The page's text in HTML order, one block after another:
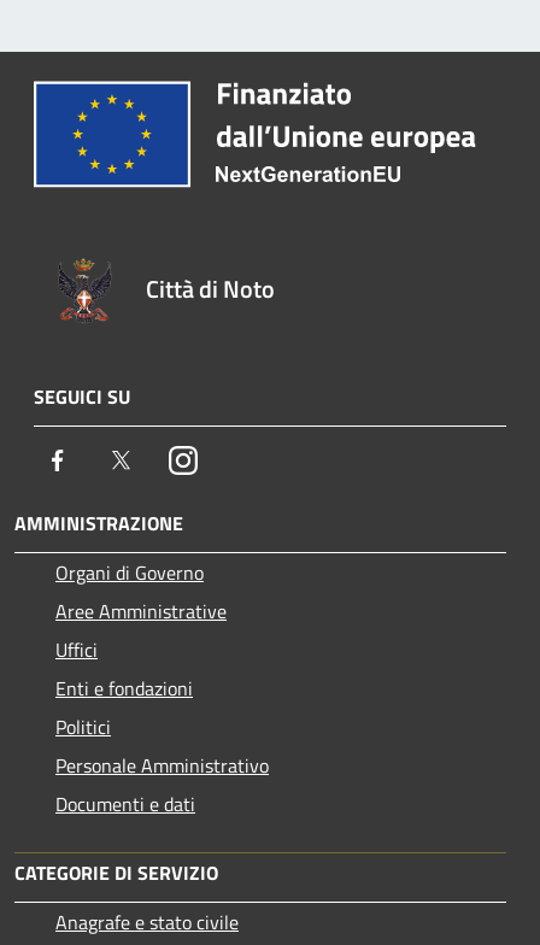
Città di Noto
SEGUICI SU
Facebook TwitterInstagram
AMMINISTRAZIONE
Organi di Governo
Aree Amministrative
Uffici
Enti e fondazioni
Politici
Personale Amministrativo
Documenti e dati
CATEGORIE DI SERVIZIO
Anagrafe e stato civile